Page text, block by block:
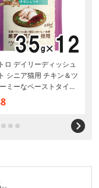
ロ デイリーディッシュ
シニア猫用 チキン＆ツ
ミーなペーストタイプ
個【まとめ買い】